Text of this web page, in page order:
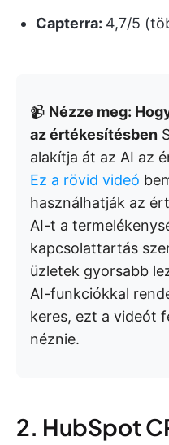
Capterra: 4,7/5
📹 Nézze meg:
az értékesítésben
alakítja át az AI az
Ez a rövid videó
használhatják az
AI-t a
kapcsolattartás
üzletek gyorsabb
AI-funkciókkal
keres, ezt a videót
néznie.
2. HubSpot